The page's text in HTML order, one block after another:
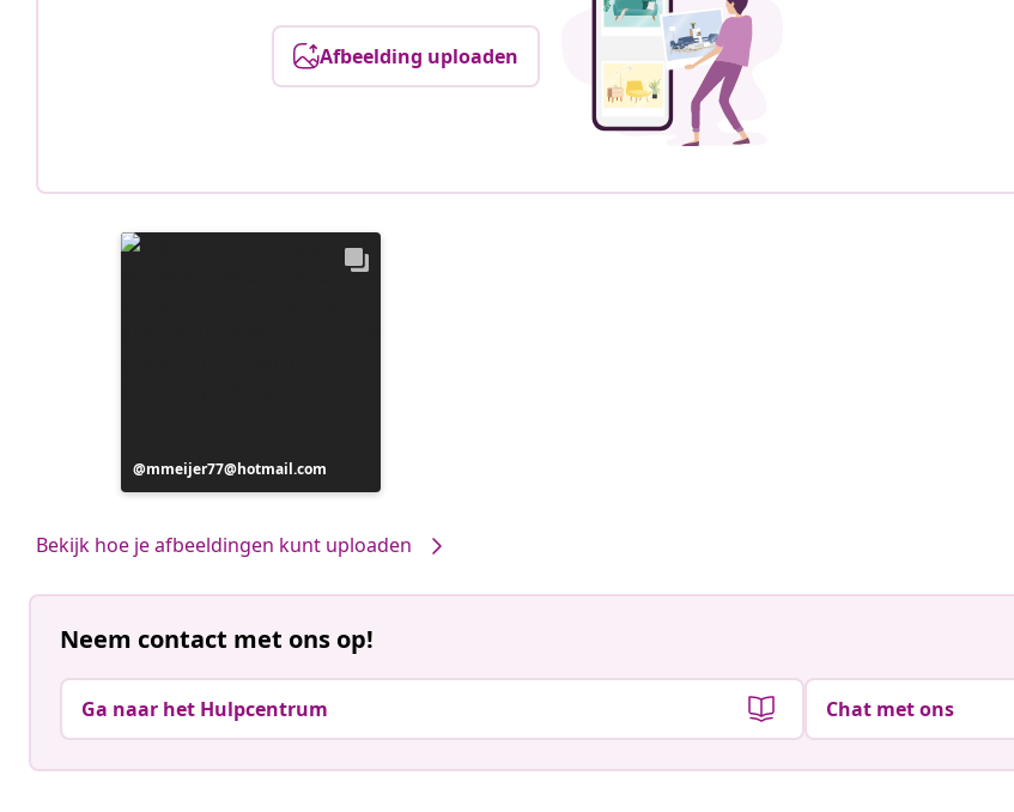
Afbeelding uploaden
Bericht
gepubliceerd
mmeijer77@hotmail.com
Bekijk hoe je afbeeldingen kunt uploaden
Neem contact met ons op!
Ga naar het Hulpcentrum Chat met ons